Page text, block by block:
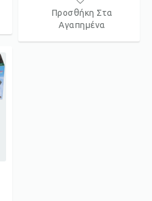
Προσθήκη Στα
Αγαπημένα